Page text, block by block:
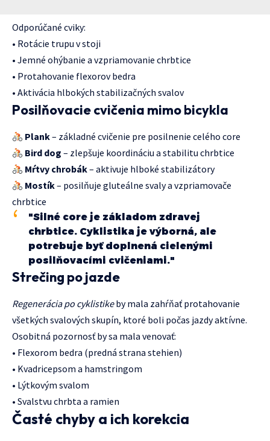
Odporúčané cviky:
• Rotácie trupu v stoji
• Jemné ohýbanie a vzpriamovanie chrbtice
• Protahovanie flexorov bedra
• Aktivácia hlbokých stabilizačných svalov
Posilňovacie cvičenia mimo bicykla
Plank– základné cvičenie pre posilnenie celého core
Bird dog – zlepšuje koordináciu a stabilitu chrbtice
Mŕtvy chrobák– aktivuje hlboké stabilizátory
Mostík– posilňuje gluteálne svaly a vzpriamovače
chrbtice
"Silné core je základom zdravej
chrbtice. Cyklistika je výborná, ale
potrebuje byť doplnená cielenými
posilňovacími cvičeniami."
Strečing po jazde
Regenerácia po cyklistikeby mala zahŕňať protahovanie
všetkých svalových skupín, ktoré boli počas jazdy aktívne.
Osobitná pozornosť by sa mala venovať:
• Flexorom bedra (predná strana stehien)
• Kvadricepsom a hamstringom
• Lýtkovým svalom
• Svalstvu chrbta a ramien
Časté chyby a ich korekcia